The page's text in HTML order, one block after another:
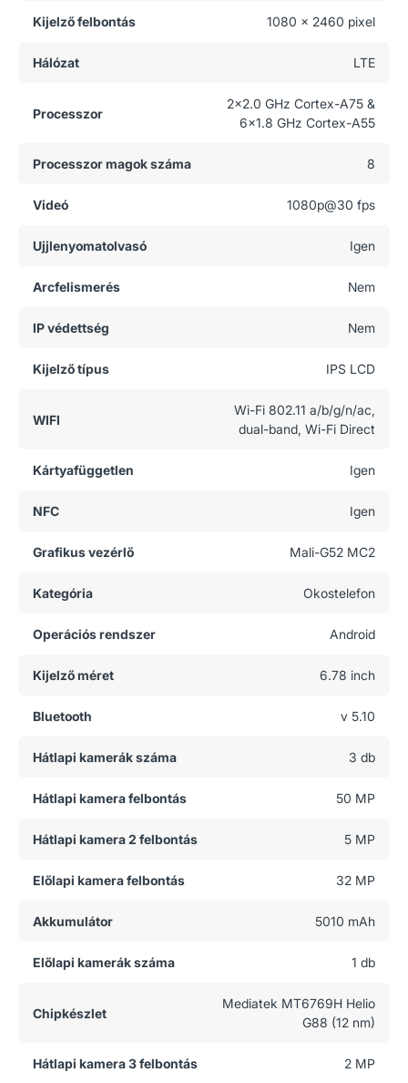
Kijelző felbontás 1080 x 2460 pixel
Hálózat LTE
Processzor
2x2.0 GHz Cortex-A75 &
6x1.8 GHz Cortex-A55
Processzor magok száma 8
Videó 1080p@30 fps
Ujjlenyomatolvasó Igen
Arcfelismerés Nem
IP védettség Nem
Kijelző típus IPS LCD
WIFI
Wi-Fi 802.11 a/b/g/n/ac,
dual-band, Wi-Fi Direct
Kártyafüggetlen Igen
NFC Igen
Grafikus vezérlő Mali-G52 MC2
Kategória Okostelefon
Operációs rendszer Android
Kijelző méret 6.78 inch
Bluetooth v 5.10
Hátlapi kamerák száma 3 db
Hátlapi kamera felbontás 50 MP
Hátlapi kamera 2 felbontás 5 MP
Előlapi kamera felbontás 32 MP
Akkumulátor 5010 mAh
Előlapi kamerák száma 1 db
Chipkészlet
Mediatek MT6769H Helio
G88 (12 nm)
Hátlapi kamera 3 felbontás 2 MP